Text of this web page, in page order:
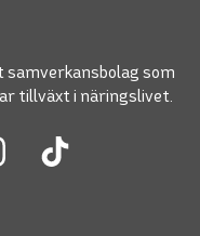
som
tillväxt i näringslivet.